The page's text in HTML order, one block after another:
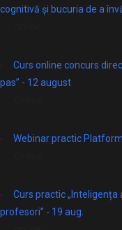
cognitivă și bucuria de a
Curs online concurs
pas” - 12 august
Webinar practic
Curs practic
profesori” - 19 aug.